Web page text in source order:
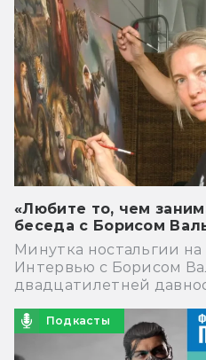
«Любите то, чем
беседа с Борисом
Минутка ностальгии
Интервью с Борисом
двадцатилетней
Подкасты